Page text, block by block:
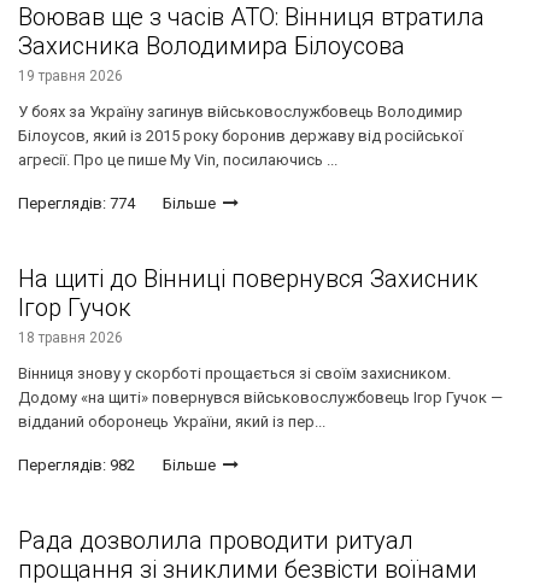
Воював ще з часів АТО: Вінниця втратила
Захисника Володимира Білоусова
19 травня 2026
У боях за Україну загинув військовослужбовець Володимир
Білоусов, який із 2015 року боронив державу від російської
агресії. Про це пише My Vin, посилаючись ...
Переглядів: 774 Більше
На щиті до Вінниці повернувся Захисник
Ігор Гучок
18 травня 2026
Вінниця знову у скорботі прощається зі своїм захисником.
Додому «на щиті» повернувся військовослужбовець Ігор Гучок —
відданий оборонець України, який із пер...
Переглядів: 982 Більше
Рада дозволила проводити ритуал
прощання зі зниклими безвісти воїнами